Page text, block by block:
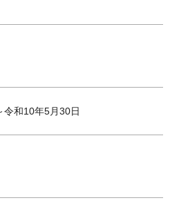
令和10年5月30日